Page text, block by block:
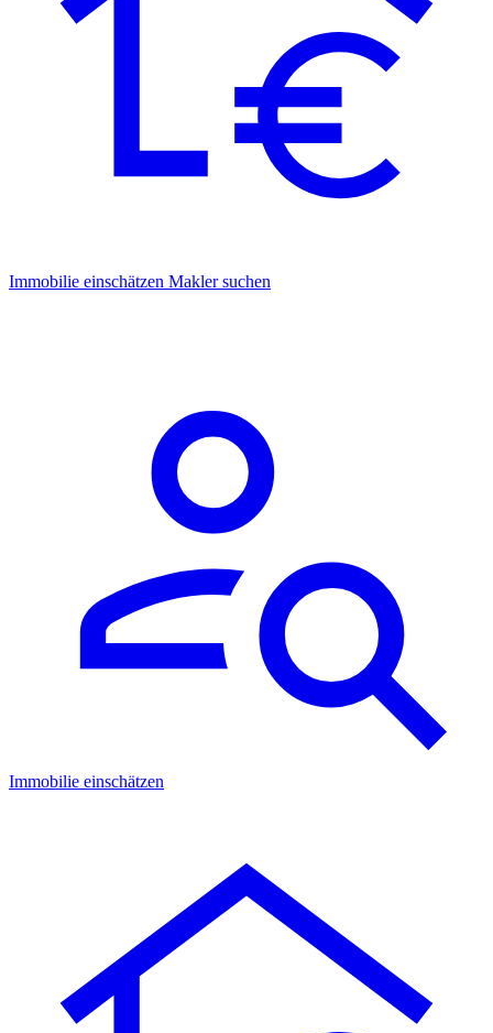
Immobilie einschätzen Makler suchen
Immobilie einschätzen